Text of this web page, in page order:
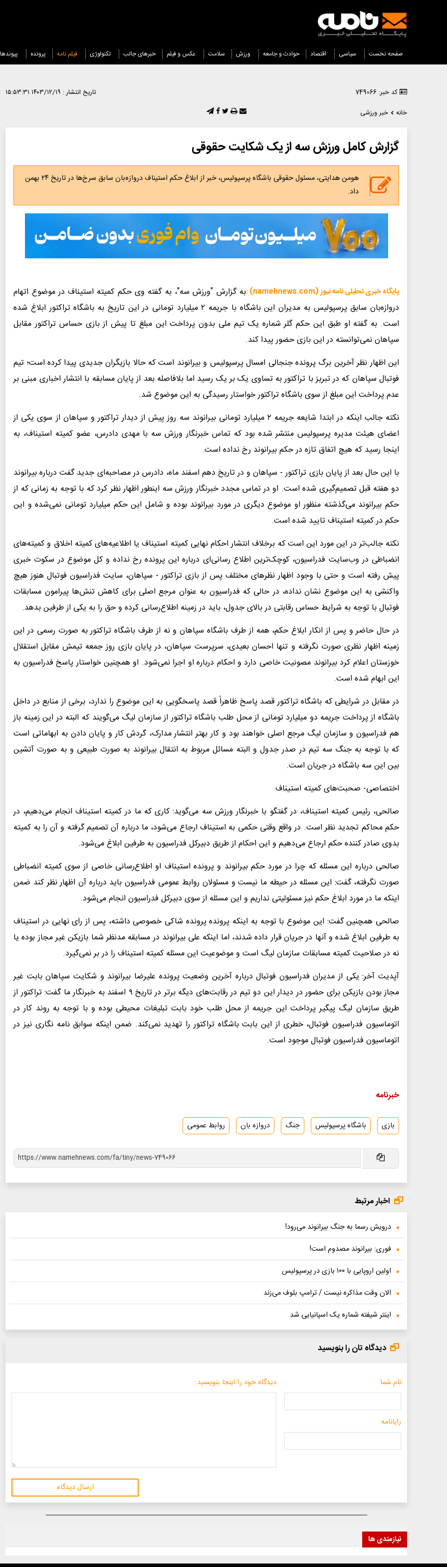
صفحه نخست سیاسی اقتصاد حوادث و جامعه ورزش سلامت عکس و فیلم خبرهای جالب تکنولوژی فیلم نامه پرونده پیوندها
کد خبر: 749066 تاریخ انتشار : ۱۴۰۳/۱۲/۱۹ ۱۵:۵۳:۳۱
خانه
خبر ورزشی
گزارش کامل ورزش سه از یک شکایت حقوقی
هومن هدایتی، مسئول حقوقی باشگاه پرسپولیس، خبر از ابلاغ حکم استیناف دروازه‌بان سابق سرخ‌ها در تاریخ ۲۴ بهمن
داد.
پایگاه خبری تحلیلی نامه نیوز (namehnews.com) :
به گزارش "ورزش سه"، به گفته وی حکم کمیته استیناف در موضوع اتهام
دروازه‌بان سابق پرسپولیس به مدیران این باشگاه با جریمه ۲ میلیارد تومانی در این تاریخ به باشگاه تراکتور ابلاغ شده
است. به گفته او طبق این حکم گلر شماره یک تیم ملی بدون پرداخت این مبلغ تا پیش از بازی حساس تراکتور مقابل
سپاهان نمی‌توانسته در این بازی حضور پیدا کند.
این اظهار نظر آخرین برگ پرونده جنجالی امسال پرسپولیس و بیرانوند است که حالا بازیگران جدیدی پیدا کرده است؛ تیم
فوتبال سپاهان که در تبریز با تراکتور به تساوی یک بر یک رسید اما بلافاصله بعد از پایان مسابقه با انتشار اخباری مبنی بر
عدم پرداخت این مبلغ از سوی باشگاه تراکتور خواستار رسیدگی به این موضوع شد.
نکته جالب اینکه در ابتدا شایعه جریمه ۲ میلیارد تومانی بیرانوند سه روز پیش از دیدار تراکتور و سپاهان از سوی یکی از
اعضای هیئت مدیره پرسپولیس منتشر شده بود که تماس خبرنگار ورزش سه با مهدی دادرس، عضو کمیته استیناف، به
اینجا رسید که هیچ اتفاق تازه در حکم بیرانوند رخ نداده است.
با این حال بعد از پایان بازی تراکتور - سپاهان و در تاریخ دهم اسفند ماه، دادرس در مصاحبه‌ای جدید گفت درباره بیرانوند
دو هفته قبل تصمیم‌گیری شده است. او در تماس مجدد خبرنگار ورزش سه اینطور اظهار نظر کرد که با توجه به زمانی که از
حکم بیرانوند می‌گذشته منظور او موضوع دیگری در مورد بیرانوند بوده و شامل این حکم میلیارد تومانی نمی‌شده و این
حکم در کمیته استیناف تایید شده است.
نکته جالب‌تر در این مورد این است که برخلاف انتشار احکام نهایی کمیته استیناف یا اطلاعیه‌های کمیته اخلاق و کمیته‌های
انضباطی در وب‌سایت فدراسیون، کوچک‌ترین اطلاع رسانی‌ای درباره این پرونده رخ نداده و کل موضوع در سکوت خبری
پیش رفته است و حتی با وجود اظهار نظرهای مختلف پس از بازی تراکتور - سپاهان، سایت فدراسیون فوتبال هنوز هیچ
واکنشی به این موضوع نشان نداده، در حالی که فدراسیون به عنوان مرجع اصلی برای کاهش تنش‌ها پیرامون مسابقات
فوتبال با توجه به شرایط حساس رقابتی در بالای جدول، باید در زمینه اطلاع‌رسانی کرده و حق را به یکی از طرفین بدهد.
در حال حاضر و پس از انکار ابلاغ حکم، همه از طرف باشگاه سپاهان و نه از طرف باشگاه تراکتور به صورت رسمی در این
زمینه اظهار نظری صورت نگرفته و تنها احسان بعیدی، سرپرست سپاهان، در پایان بازی روز جمعه تیمش مقابل استقلال
خوزستان اعلام کرد بیرانوند مصونیت خاصی دارد و احکام درباره او اجرا نمی‌شود. او همچنین خواستار پاسخ فدراسیون به
این ابهام شده است.
در مقابل در شرایطی که باشگاه تراکتور قصد پاسخ ظاهراً قصد پاسخگویی به این موضوع را ندارد، برخی از منابع در داخل
باشگاه از پرداخت جریمه دو میلیارد تومانی از محل طلب باشگاه تراکتور از سازمان لیگ می‌گویند که البته در این زمینه باز
هم فدراسیون و سازمان لیگ مرجع اصلی خواهند بود و کار بهتر انتشار مدارک، گردش کار و پایان دادن به ابهاماتی است
که با توجه به جنگ سه تیم در صدر جدول و البته مسائل مربوط به انتقال بیرانوند به صورت طبیعی و به صورت آتشین
بین این سه باشگاه در جریان است.
اختصاصی- صحبت‌های کمیته استیناف
صالحی، رئیس کمیته استیناف، در گفتگو با خبرنگار ورزش سه می‌گوید: کاری که ما در کمیته استیناف انجام می‌دهیم، در
حکم محاکم تجدید نظر است. در واقع وقتی حکمی به استیناف ارجاع می‌شود، ما درباره آن تصمیم گرفته و آن را به کمیته
بدوی صادر کننده حکم ارجاع می‌دهیم و این احکام از طریق دبیرکل فدراسیون به طرفین ابلاغ می‌شود.
صالحی درباره این مسئله که چرا در مورد حکم بیرانوند و پرونده استیناف او اطلاع‌رسانی خاصی از سوی کمیته انضباطی
صورت نگرفته، گفت: این مسئله در حیطه ما نیست و مسئولان روابط عمومی فدراسیون باید درباره آن اظهار نظر کند ضمن
اینکه ما در مورد ابلاغ حکم نیز مسئولیتی نداریم و این مسئله از سوی دبیرکل فدراسیون انجام می‌شود.
صالحی همچنین گفت: این موضوع با توجه به اینکه پرونده پرونده شاکی خصوصی داشته، پس از رای نهایی در استیناف
به طرفین ابلاغ شده و آنها در جریان قرار داده شدند، اما اینکه علی بیرانوند در مسابقه مدنظر شما بازیکن غیر مجاز بوده یا
نه در صلاحیت کمیته مسابقات سازمان لیگ است و موضوعیت این مسئله کمیته استیناف را در بر نمی‌گیرد.
آپدیت آخر: یکی از مدیران فدراسیون فوتبال درباره آخرین وضعیت پرونده علیرضا بیرانوند و شکایت سپاهان بابت غیر
مجاز بودن بازیکن برای حضور در دیدار این دو تیم در رقابت‌های دیگه برتر در تاریخ ۹ اسفند به خبرنگار ما گفت: تراکتور از
طریق سازمان لیگ پیگیر پرداخت این جریمه از محل طلب خود بابت تبلیغات محیطی بوده و با توجه به روند کار در
اتوماسیون فدراسیون فوتبال، خطری از این بابت باشگاه تراکتور را تهدید نمی‌کند. ضمن اینکه سوابق نامه نگاری نیز در
اتوماسیون فدراسیون فوتبال موجود است.
خبرنامه
بازی باشگاه پرسپولیس جنگ دروازه بان روابط عمومی
اخبار مرتبط
درویش رسما به جنگ بیرانوند می‌رود!
فوری: بیرانوند مصدوم است!
اولین اروپایی با ۱۰۰ بازی در پرسپولیس
الان وقت مذاکره نیست / ترامپ بلوف می‌زند
اینتر شیفته شماره یک اسپانیایی شد
دیدگاه تان را بنویسید
نام شما
رایانامه
دیدگاه خود را اینجا بنویسید:
ارسال دیدگاه
نیازمندی ها